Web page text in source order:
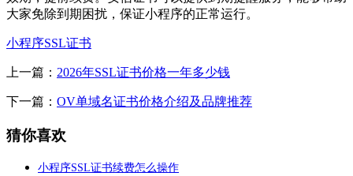
大家免除到期困扰，保证小程序的正常运行。
小程序SSL证书
上一篇： 2026年SSL证书价格一年多少钱
下一篇： OV单域名证书价格介绍及品牌推荐
猜你喜欢
小程序SSL证书续费怎么操作